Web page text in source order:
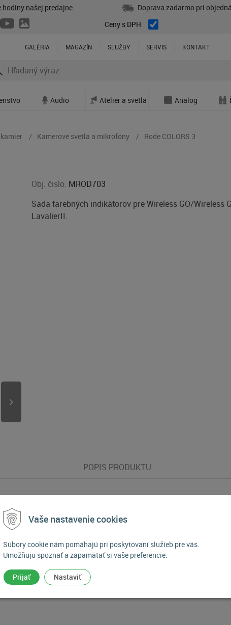
Vaše nastavenie cookies
Súbory cookie nám pomáhajú pri poskytovaní služieb pre vás.
Umožňujú spoznať a zapamätať si vaše preferencie.
Prijať Nastaviť
hodiny našej predajne
Doprava zadarmo pri
Ceny s DPH
GALÉRIA MAGAZÍN SLUŽBY SERVIS KONTAKT
Audio Ateliér a svetlá Analóg
Kamerové svetlá a mikrofóny Rode COLORS 3
Obj. čislo: MROD703
Sada farebných indikátorov pre Wireless GO/Wireless
LavalierII.
POPIS PRODUKTU
mikrofónov, identifikačných krúžkov káblov, štítkov a sady
v zostavách s viacerými mikrofónmi.
II